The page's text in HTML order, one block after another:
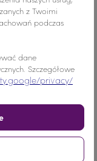
z Twoimi
podczas
dane
Szczegółowe
privacy/